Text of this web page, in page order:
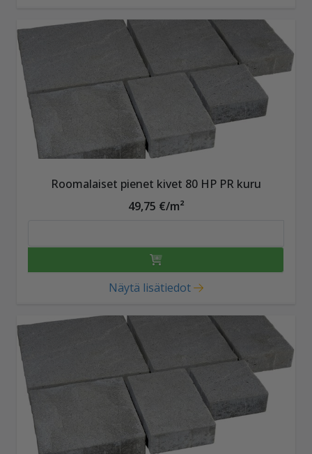
Roomalaiset pienet kivet 80 HP PR kuru
49,75 €/m²
Näytä lisätiedot